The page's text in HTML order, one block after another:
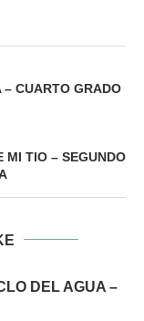
– CUARTO GRADO
MI TIO – SEGUNDO
DEL AGUA –